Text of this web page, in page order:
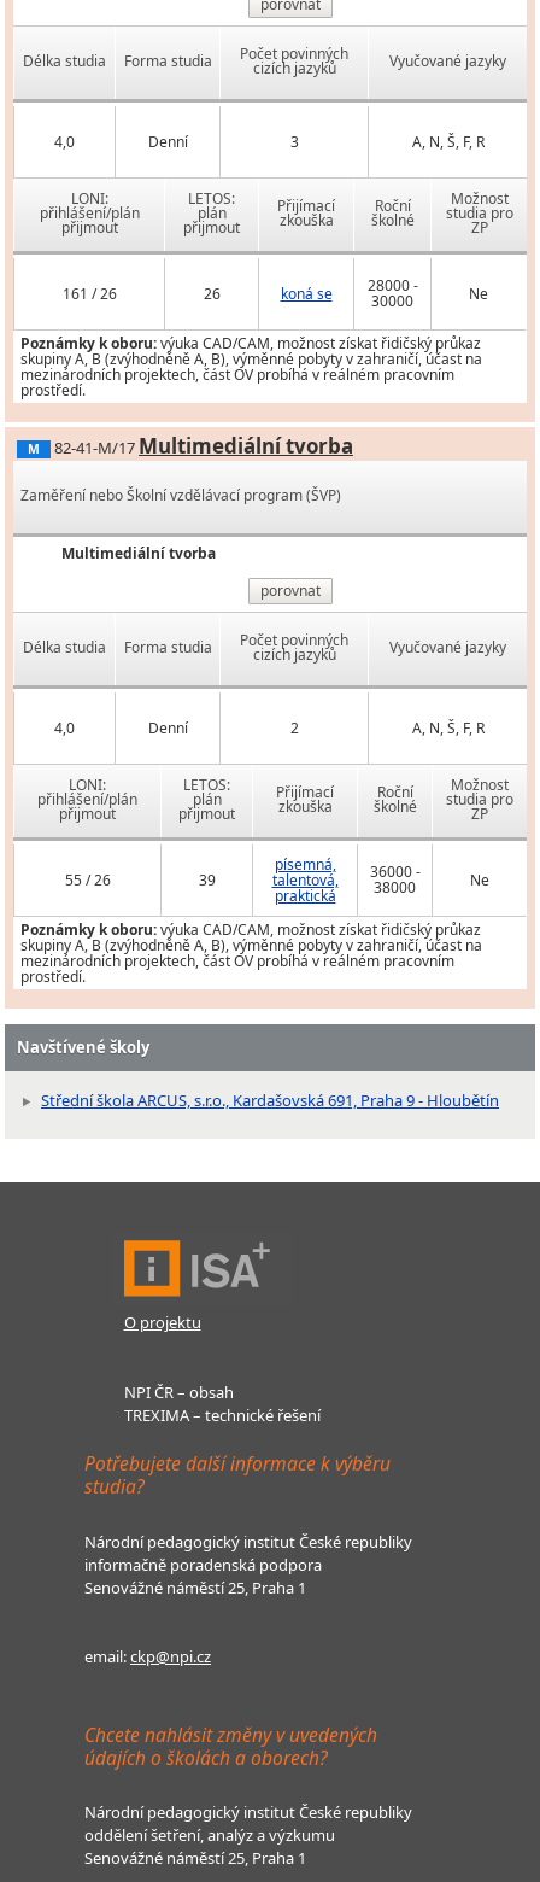
porovnat
Délka studia Forma studia Počet povinných
cizích jazyků Vyučované jazyky
4,0 Denní 3 A, N, Š, F, R
LONI:
přihlášení/plán
přijmout
LETOS:
plán
přijmout
Přijímací
zkouška
Roční
školné
Možnost
studia pro
ZP
161 / 26 26 koná se 28000 -
30000 Ne
Poznámky k oboru:výuka CAD/CAM, možnost získat řidičský průkaz
skupiny A, B (zvýhodněně A, B), výměnné pobyty v zahraničí, účast na
mezinárodních projektech, část OV probíhá v reálném pracovním
prostředí.
M 82-41-M/17 Multimediální tvorba
Zaměření nebo Školní vzdělávací program (ŠVP)
Multimediální tvorba
porovnat
Délka studia Forma studia Počet povinných
cizích jazyků Vyučované jazyky
4,0 Denní 2 A, N, Š, F, R
LONI:
přihlášení/plán
přijmout
LETOS:
plán
přijmout
Přijímací
zkouška
Roční
školné
Možnost
studia pro
ZP
55 / 26 39
písemná,
talentová,
praktická
36000 -
38000 Ne
Poznámky k oboru:výuka CAD/CAM, možnost získat řidičský průkaz
skupiny A, B (zvýhodněně A, B), výměnné pobyty v zahraničí, účast na
mezinárodních projektech, část OV probíhá v reálném pracovním
prostředí.
Navštívené školy
Střední škola ARCUS, s.r.o., Kardašovská 691, Praha 9 - Hloubětín
O projektu
NPI ČR – obsah
TREXIMA – technické řešení
Potřebujete další informace k výběru
studia?
Národní pedagogický institut České republiky
informačně poradenská podpora
Senovážné náměstí 25, Praha 1
email:ckp@npi.cz
Chcete nahlásit změny v uvedených
údajích o školách a oborech?
Národní pedagogický institut České republiky
oddělení šetření, analýz a výzkumu
Senovážné náměstí 25, Praha 1